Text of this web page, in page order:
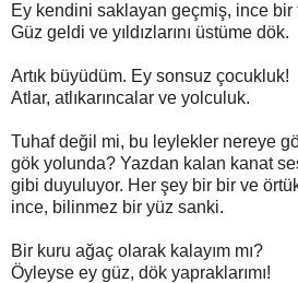
Ey kendini saklayan geçmiş, ince bir
Güz geldi ve yıldızlarını üstüme dök.
Artık büyüdüm. Ey sonsuz çocukluk!
Atlar, atlıkarıncalar ve yolculuk.
Tuhaf değil mi, bu leylekler nereye
gök yolunda? Yazdan kalan kanat
gibi duyuluyor. Her şey bir bir ve
ince, bilinmez bir yüz sanki.
Bir kuru ağaç olarak kalayım mı?
Öyleyse ey güz, dök yapraklarımı!